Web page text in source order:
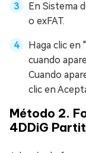
En Sistema
o exFAT.
Haga clic en
cuando
Cuando
clic en
Método 2.
4DDiG